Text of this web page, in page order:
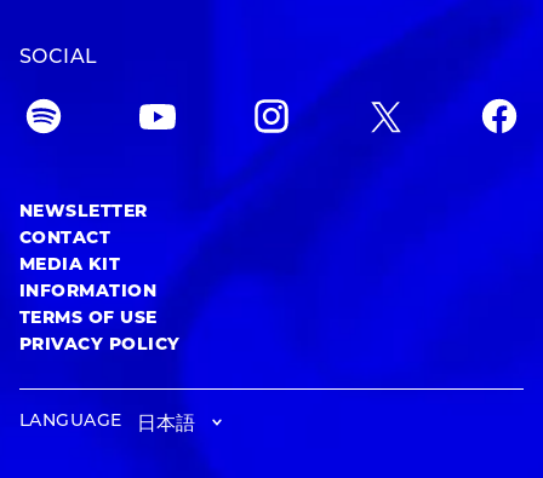
SOCIAL
NEWSLETTER
CONTACT
MEDIA KIT
INFORMATION
TERMS OF USE
PRIVACY POLICY
LANGUAGE